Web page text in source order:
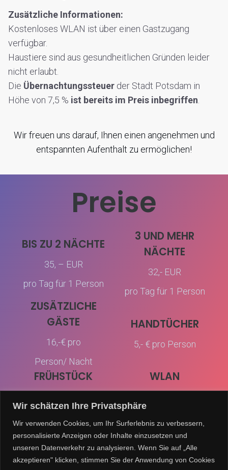
Wir schätzen Ihre Privatsphäre
Wir verwenden Cookies, um Ihr Surferlebnis zu verbessern,
personalisierte Anzeigen oder Inhalte einzusetzen und
unseren Datenverkehr zu analysieren. Wenn Sie auf „Alle
akzeptieren" klicken, stimmen Sie der Anwendung von Cookies
Zusätzliche Informationen:
Kostenloses WLAN ist über einen Gastzugang
verfügbar.
Haustiere sind aus gesundheitlichen Gründen leider
nicht erlaubt.
Die Übernachtungssteuer der Stadt Potsdam in
Höhe von 7,5 % ist bereits im Preis inbegriffen
Wir freuen uns darauf, Ihnen einen angenehmen und
entspannten Aufenthalt zu ermöglichen!
Preise
BIS ZU 2 NÄCHTE
35, – EUR
pro Tag für 1 Person
3 UND MEHR
NÄCHTE
32,- EUR
pro Tag für 1 Person
ZUSÄTZLICHE
GÄSTE
16,-€ pro
Person/ Nacht
HANDTÜCHER
5,- € pro Person
FRÜHSTÜCK WLAN
ANFRAGE